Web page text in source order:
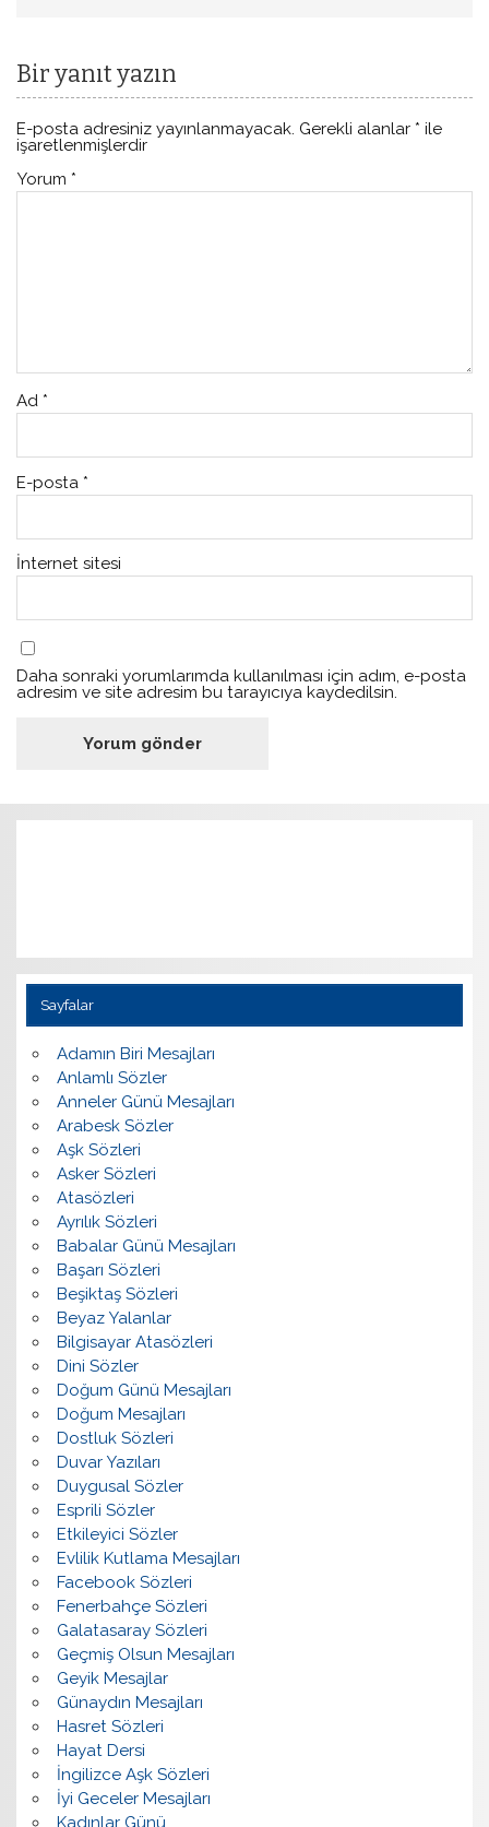
Bir yanıt yazın
E-posta adresiniz yayınlanmayacak. Gerekli alanlar * ile
işaretlenmişlerdir
Yorum *
Ad *
E-posta *
İnternet sitesi
Daha sonraki yorumlarımda kullanılması için adım, e-posta
adresim ve site adresim bu tarayıcıya kaydedilsin.
Sayfalar
Adamın Biri Mesajları
Anlamlı Sözler
Anneler Günü Mesajları
Arabesk Sözler
Aşk Sözleri
Asker Sözleri
Atasözleri
Ayrılık Sözleri
Babalar Günü Mesajları
Başarı Sözleri
Beşiktaş Sözleri
Beyaz Yalanlar
Bilgisayar Atasözleri
Dini Sözler
Doğum Günü Mesajları
Doğum Mesajları
Dostluk Sözleri
Duvar Yazıları
Duygusal Sözler
Esprili Sözler
Etkileyici Sözler
Evlilik Kutlama Mesajları
Facebook Sözleri
Fenerbahçe Sözleri
Galatasaray Sözleri
Geçmiş Olsun Mesajları
Geyik Mesajlar
Günaydın Mesajları
Hasret Sözleri
Hayat Dersi
İngilizce Aşk Sözleri
İyi Geceler Mesajları
Kadınlar Günü